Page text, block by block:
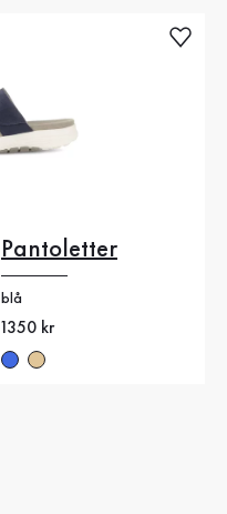
Pantoletter
blå
Nytt pris
1350 kr